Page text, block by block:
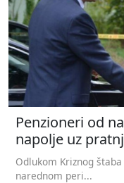
Penzioneri od
napolje uz
Odlukom Kriznog
narednom peri...